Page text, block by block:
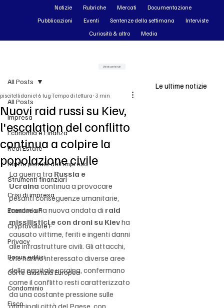
All Posts
Impresa
Economia e Finanza
Real Estate
Diritto penale dell'impresa
Strumenti finanziari
Crisi di impresa
Economia F
Cryptovalute F
Privacy
Bonus edilizi
Corte Giustizia Europea
Condominio
Fisco
All Posts
Nuovi raid russi su Kiev,
l'escalation del conflitto
continua a colpire la
popolazione civile
piscitellidaniel 6 lugTempo di lettura: 3 min
La guerra tra Russia e
Ucraina continua a provocare
pesanti conseguenze umanitarie,
mentre una nuova ondata di raid
missilistici e con droni su Kiev ha
causato vittime, feriti e ingenti danni
alle infrastrutture civili. Gli attacchi,
che hanno interessato diverse aree
della capitale ucraina, confermano
come il conflitto resti caratterizzato
da una costante pressione sulle
principali città del Paese, con
Le ultime notizie
Notizie Rubriche Mercati
Documentazione
Pubblicazioni
Eventi Sentenze della settimana
Interviste
Curiosità & altro
Media
Vai ai contenuti